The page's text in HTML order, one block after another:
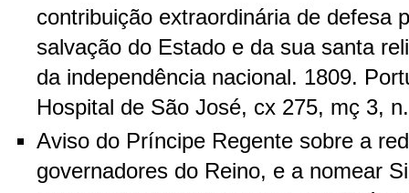
contribuição extraordinária de defesa
salvação do Estado e da sua santa
da independência nacional. 1809.
Hospital de São José, cx 275, mç 3,
Aviso do Príncipe Regente sobre a
governadores do Reino, e a nomear